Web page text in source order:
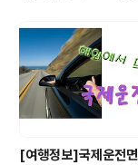
[여행정보]국제운전